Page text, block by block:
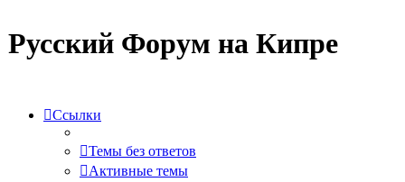
Русский Форум на Кипре
Ссылки
Темы без ответов
Активные темы